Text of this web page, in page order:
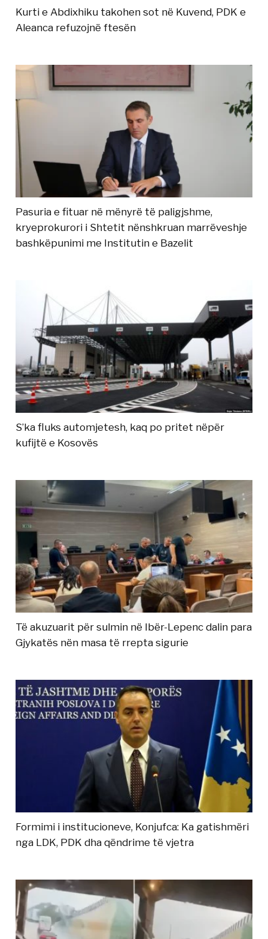
Kurti e Abdixhiku takohen sot në Kuvend, PDK e
Aleanca refuzojnë ftesën
Pasuria e fituar në mënyrë të paligjshme,
kryeprokurori i Shtetit nënshkruan marrëveshje
bashkëpunimi me Institutin e Bazelit
S’ka fluks automjetesh, kaq po pritet nëpër
kufijtë e Kosovës
Të akuzuarit për sulmin në Ibër-Lepenc dalin para
Gjykatës nën masa të rrepta sigurie
Formimi i institucioneve, Konjufca: Ka gatishmëri
nga LDK, PDK dha qëndrime të vjetra